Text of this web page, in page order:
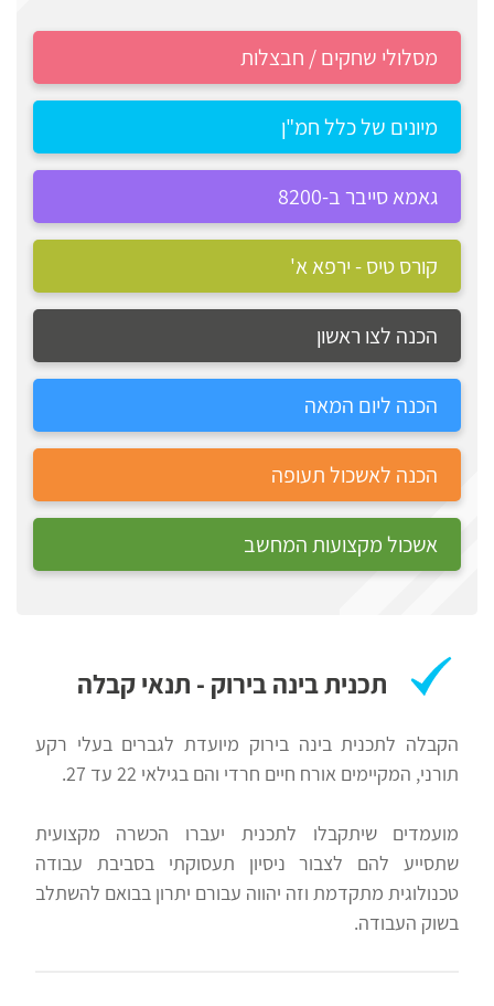
הכנה
למודיעין
תפקידים
בצבא
עתודה
אקדמית
הכנה
למבחני
מיון
לעבודה
ניב
רווח
חיפוש
לימודים
מסלולי שחקים / חבצלות
מיונים של כלל חמ"ן
גאמא סייבר ב-8200
קורס טיס - ירפא א'
הכנה לצו ראשון
הכנה ליום המאה
הכנה לאשכול תעופה
אשכול מקצועות המחשב
תכנית בינה בירוק - תנאי קבלה
הקבלה לתכנית בינה בירוק מיועדת לגברים בעלי רקע
תורני, המקיימים אורח חיים חרדי והם בגילאי 22 עד 27.
מועמדים שיתקבלו לתכנית יעברו הכשרה מקצועית
שתסייע להם לצבור ניסיון תעסוקתי בסביבת עבודה
טכנולוגית מתקדמת וזה יהווה עבורם יתרון בבואם להשתלב
בשוק העבודה.